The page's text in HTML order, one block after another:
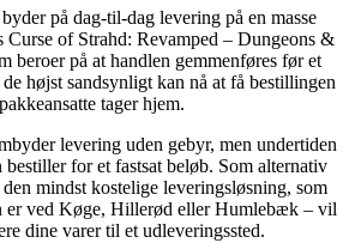
på dag-til-dag levering på en masse
Curse of Strahd: Revamped – Dungeons &
beroer på at handlen gemmenføres før et
højst sandsynligt kan nå at få bestillingen
tager hjem.
levering uden gebyr, men undertiden
bestiller for et fastsat beløb. Som alternativ
mindst kostelige leveringsløsning, som
er ved Køge, Hillerød eller Humlebæk – vil
dine varer til et udleveringssted.